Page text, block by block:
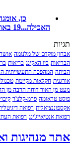
כן,
האכילה...19 באוגוסט 2024 - 07:37 על ידי ד"ר מיכל חמו לוטם
של מלנומה אושר איך
ביו האקינג בריאות בריאות
המהפכה התעשייתית הרביעית
חקלאות מקיימת טכנולוגיות
האור דוחה הרבה מן החושך
פרמ-קלצ'ר קיבוץ אקולוגי
רפואה דיגיטלית רפואה
רפואת העתיד שפע
מנהיגות